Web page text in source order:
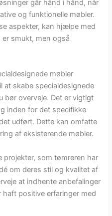
går hånd i hånd, når
og funktionelle møbler.
aspekter, kan hjælpe med
smukt, men også
møbler
at skabe specialdesignede
bør overveje. Det er vigtigt
inden for det specifikke
udført. Dette kan omfatte
af eksisterende møbler.
projekter, som tømreren har
om deres stil og kvalitet af
at indhente anbefalinger
haft positive erfaringer med